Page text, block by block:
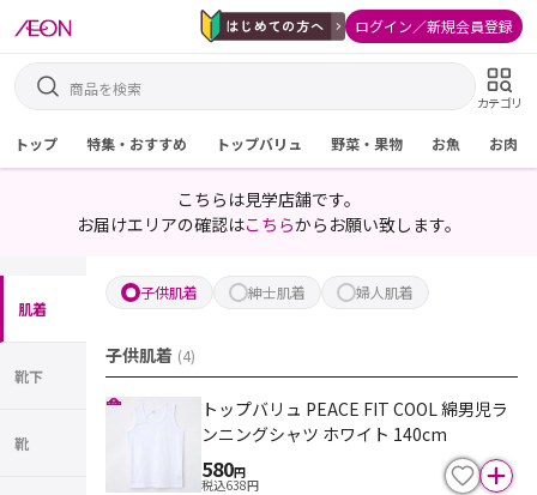
ログイン／新規会員登録
カテゴリ
トップ 特集・おすすめ トップバリュ 野菜・果物 お魚 お肉
こちらは見学店舗です。
お届けエリアの確認はこちらからお願い致します。
肌着
靴下
靴
子供肌着 紳士肌着 婦人肌着
子供肌着 (4)
トップバリュ PEACE FIT COOL 綿男児ラ
ンニングシャツ ホワイト 140cm
580円
税込638円